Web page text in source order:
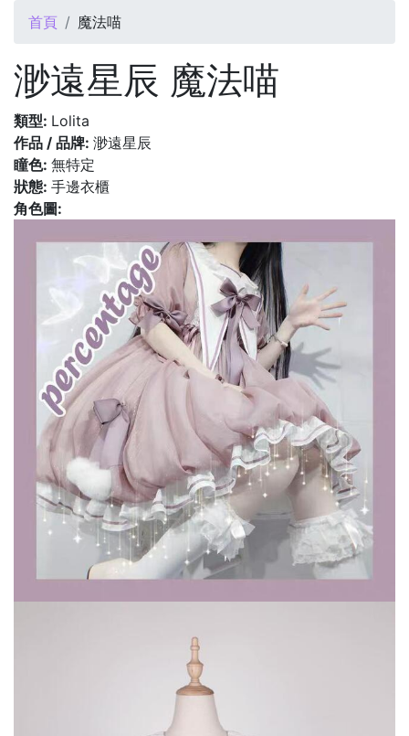
您在這裡
首頁 魔法喵
渺遠星辰 魔法喵
類型: Lolita
作品 / 品牌: 渺遠星辰
瞳色: 無特定
狀態: 手邊衣櫃
角色圖: